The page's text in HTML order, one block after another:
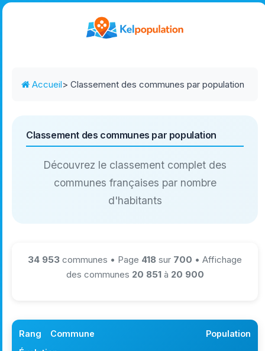
Accueil> Classement des communes par population
Classement des communes par population
Découvrez le classement complet des
communes françaises par nombre
d'habitants
34 953 communes • Page 418 sur 700 • Affichage
des communes 20 851à 20 900
Rang Commune
Population